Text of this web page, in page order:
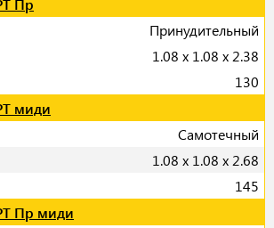
Пр
Принудительный
1.08 x 1.08 x 2.38
130
миди
Самотечный
1.08 x 1.08 x 2.68
145
Пр миди